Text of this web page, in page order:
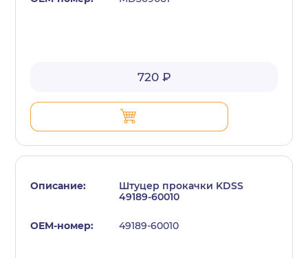
720 ₽
Штуцер прокачки KDSS
49189-60010
49189-60010